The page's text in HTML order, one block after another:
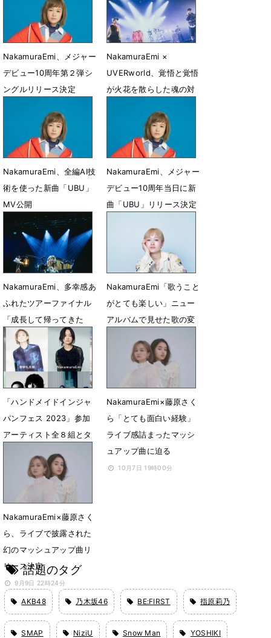
NakamuraEmi、メジャー
デビュー10周年第２弾シ
ングルリリース決定
NakamuraEmi ×
UVERworld、覚悟と覚悟
が火花を散らした魂の対
2月9日 08時00分
NakamuraEmi、全編AI技
術を使った新曲「UBU」
MV公開
1月20日 19時03分
NakamuraEmi、メジャー
デビュー10周年当日に新
曲「UBU」リリース決定
NakamuraEmi、多幸感あ
ふれたツアーファイナル
「成長して帰ってきた
い」
11月16日 18時00分
NakamuraEmi「歌うこと
がとても楽しい」ニュー
アルバムで見せた歌の変
7月6日 12時00分
「ハンドメイドインジャ
パンフェス 2023」参加
アーティスト全８組とタ
6月5日 23時30分
NakamuraEmi×藤原さく
ら「とても面白い経験」
ライブ感詰まったマッシ
ュアップ曲に迫る
10月7日 19時00分
NakamuraEmi×藤原さく
ら、ライブで披露された
幻のマッシュアップ曲リ
リース決定
9月9日 22時24分
話題のタグ
AKB48 乃木坂46 BE:FIRST 指原莉乃
SMAP NiziU Snow Man YOSHIKI